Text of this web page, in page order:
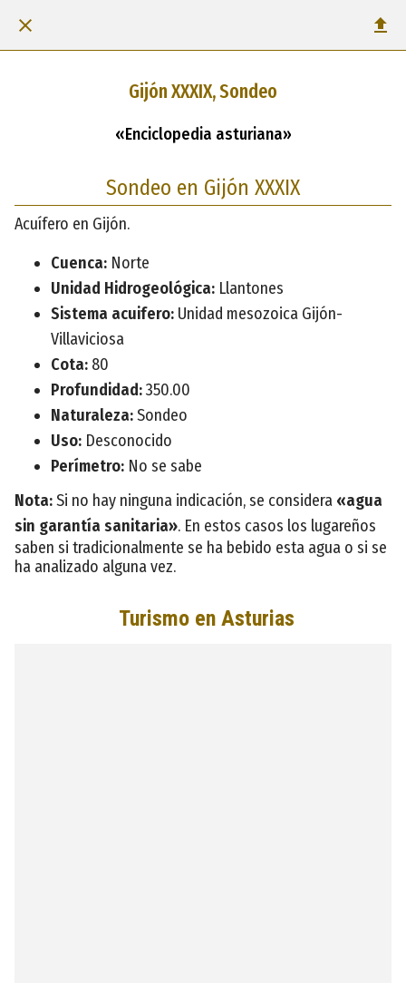
Gijón XXXIX, Sondeo
«Enciclopedia asturiana»
Sondeo en Gijón XXXIX
Acuífero en Gijón.
Cuenca: Norte
Unidad Hidrogeológica: Llantones
Sistema acuifero: Unidad mesozoica Gijón-
Villaviciosa
Cota: 80
Profundidad:350.00
Naturaleza:Sondeo
Uso: Desconocido
Perímetro: No se sabe
Nota:Si no hay ninguna indicación, se considera «agua
sin garantía sanitaria». En estos casos los lugareños
saben si tradicionalmente se ha bebido esta agua o si se
ha analizado alguna vez.